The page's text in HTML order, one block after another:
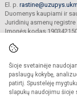
Šioje svetainėje
paslaugų kokybę,
patirtį. Spustelėję
slapukų naudojimu šioje
El. p.
Duomenys kaupiami ir
Juridinių asmenų registre
Įmonės kodas
© 2022. Ukmergės
Kopijuoti turinį be raštiško